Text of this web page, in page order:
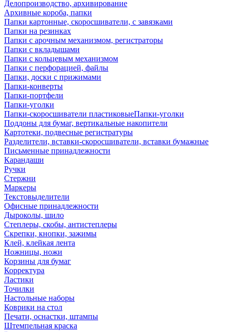
Делопроизводство, архивирование
Архивные короба, папки
Папки картонные, скоросшиватели, с завязками
Папки на резинках
Папки с арочным механизмом, регистраторы
Папки с вкладышами
Папки с кольцевым механизмом
Папки с перфорацией, файлы
Папки, доски с прижимами
Папки-конверты
Папки-портфели
Папки-уголки
Папки-скоросшиватели пластиковыеПапки-уголки
Поддоны для бумаг, вертикальные накопители
Картотеки, подвесные регистратуры
Разделители, вставки-скоросшиватели, вставки бумажные
Письменные принадлежности
Карандаши
Ручки
Стержни
Маркеры
Текстовыделители
Офисные принадлежности
Дыроколы, шило
Степлеры, скобы, антистеплеры
Скрепки, кнопки, зажимы
Клей, клейкая лента
Ножницы, ножи
Корзины для бумаг
Корректура
Ластики
Точилки
Настольные наборы
Коврики на стол
Печати, оснастки, штампы
Штемпельная краска